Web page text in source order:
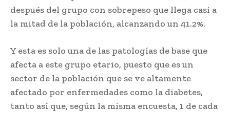
después del grupo con sobrepeso que llega casi a
la mitad de la población, alcanzando un 41.2%.
Y esta es solo una de las patologías de base que
afecta a este grupo etario, puesto que es un
sector de la población que se ve altamente
afectado por enfermedades como la diabetes,
tanto así que, según la misma encuesta, 1 de cada